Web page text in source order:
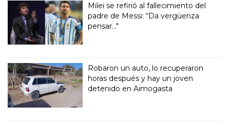
Milei se refirió al fallecimiento del
padre de Messi: “Da vergüenza
pensar..."
Robaron un auto, lo recuperaron
horas después y hay un joven
detenido en Aimogasta